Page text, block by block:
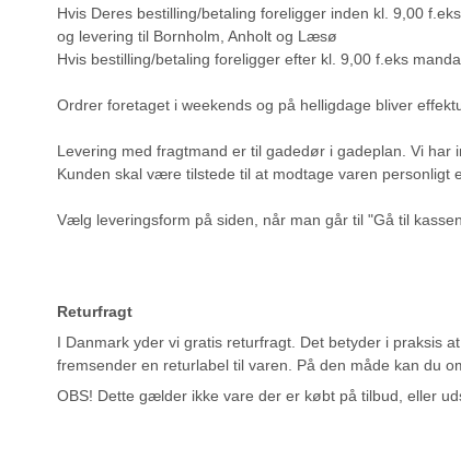
Hvis Deres bestilling/betaling foreligger inden kl. 9,00
og levering til Bornholm, Anholt og Læsø
Hvis bestilling/betaling foreligger efter kl. 9,00 f.eks
Ordrer foretaget i weekends og på helligdage bliver
Levering med fragtmand er til gadedør i gadeplan. Vi
Kunden skal være tilstede til at modtage varen personligt
Vælg leveringsform på siden, når man går til "Gå til kassen
Returfragt
I Danmark yder vi gratis returfragt. Det betyder i praksis
fremsender en returlabel til varen. På den måde kan du
OBS! Dette gælder ikke vare der er købt på tilbud, eller